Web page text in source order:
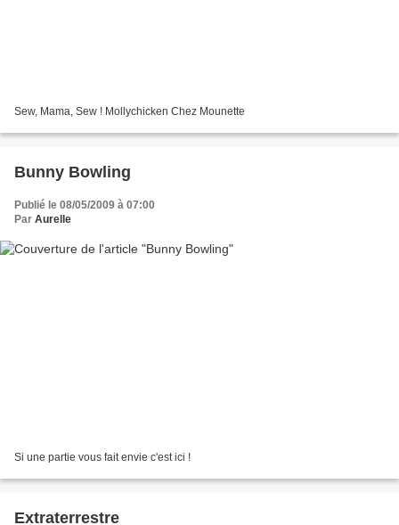
Sew, Mama, Sew ! Mollychicken Chez Mounette
Bunny Bowling
Publié le 08/05/2009 à 07:00
Par Aurelle
Si une partie vous fait envie c'est ici !
Extraterrestre